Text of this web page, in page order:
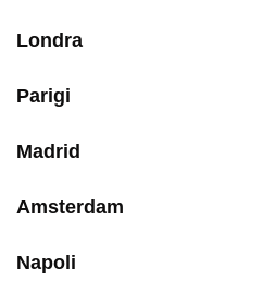
Londra
Parigi
Madrid
Amsterdam
Napoli